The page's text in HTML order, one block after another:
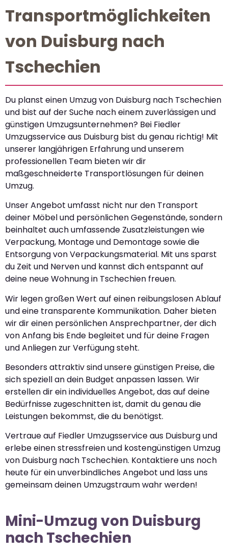
Transportmöglichkeiten
von Duisburg nach
Tschechien
Du planst einen Umzug von Duisburg nach Tschechien
und bist auf der Suche nach einem zuverlässigen und
günstigen Umzugsunternehmen? Bei Fiedler
Umzugsservice aus Duisburg bist du genau richtig! Mit
unserer langjährigen Erfahrung und unserem
professionellen Team bieten wir dir
maßgeschneiderte Transportlösungen für deinen
Umzug.
Unser Angebot umfasst nicht nur den Transport
deiner Möbel und persönlichen Gegenstände, sondern
beinhaltet auch umfassende Zusatzleistungen wie
Verpackung, Montage und Demontage sowie die
Entsorgung von Verpackungsmaterial. Mit uns sparst
du Zeit und Nerven und kannst dich entspannt auf
deine neue Wohnung in Tschechien freuen.
Wir legen großen Wert auf einen reibungslosen Ablauf
und eine transparente Kommunikation. Daher bieten
wir dir einen persönlichen Ansprechpartner, der dich
von Anfang bis Ende begleitet und für deine Fragen
und Anliegen zur Verfügung steht.
Besonders attraktiv sind unsere günstigen Preise, die
sich speziell an dein Budget anpassen lassen. Wir
erstellen dir ein individuelles Angebot, das auf deine
Bedürfnisse zugeschnitten ist, damit du genau die
Leistungen bekommst, die du benötigst.
Vertraue auf Fiedler Umzugsservice aus Duisburg und
erlebe einen stressfreien und kostengünstigen Umzug
von Duisburg nach Tschechien. Kontaktiere uns noch
heute für ein unverbindliches Angebot und lass uns
gemeinsam deinen Umzugstraum wahr werden!
Mini-Umzug von Duisburg
nach Tschechien